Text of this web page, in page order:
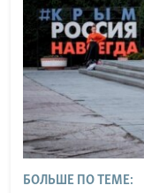
БОЛЬШЕ ПО ТЕМЕ: